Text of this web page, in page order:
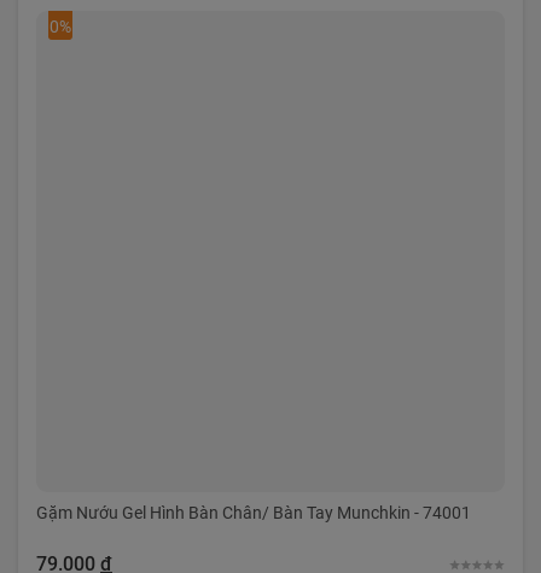
0%
Gặm Nướu Gel Hình Bàn Chân/ Bàn Tay Munchkin - 74001
79.000 đ